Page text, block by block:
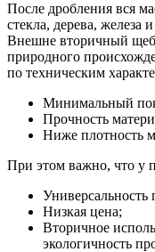
После дробления вся
стекла, дерева, железа
Внешне вторичный
природного
по техническим
Минимальный
Прочность
Ниже плотность
При этом важно, что у
Универсальность
Низкая цена;
Вторичное
экологичность